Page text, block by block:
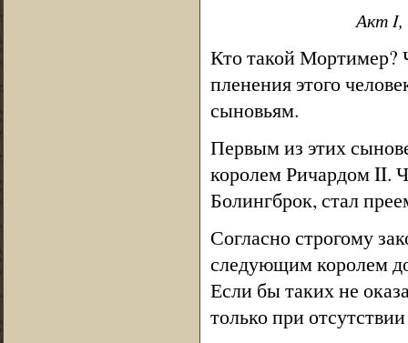
Акт I,
Кто такой Мортимер?
пленения этого
сыновьям.
Первым из этих
королем Ричардом II.
Болингброк, стал
Согласно строгому
следующим королем
Если бы таких не
только при